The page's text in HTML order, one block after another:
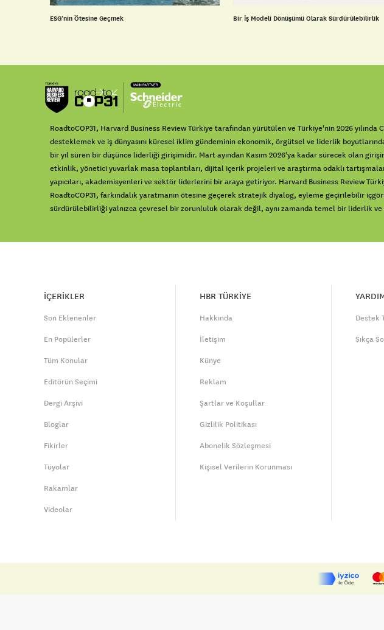
ESG'nin Ötesine Geçmek Bir İş Modeli Dönüşümü Olarak Sürdürülebilirlik
RoadtoCOP31, Harvard Business Review Türkiye tarafından yürütülen ve Türkiye'nin 2026
desteklemek ve iş dünyasını küresel iklim gündeminin ekonomik, örgütsel ve liderlik
bir yıl süren bir düşünce liderliği girişimidir. Mart ayından Kasım 2026'ya kadar sürecek olan
etkinlik, yönetici yuvarlak masa toplantıları, dijital içerik projeleri ve araştırma odaklı
yapıcıları, akademisyenleri ve sektör liderlerini bir araya getiriyor. Harvard Business Review
RoadtoCOP31, farkındalık yaratmanın ötesine geçerek stratejik diyalog, eyleme geçirilebilir
sürdürülebilirliği yalnızca çevresel bir zorunluluk olarak değil, aynı zamanda temel bir liderlik ve
İÇERİKLER
Son Eklenenler
En Popülerler
Tüm Konular
Editörün Seçimi
Dergi Arşivi
Bloglar
Fikirler
Tüyolar
Rakamlar
Videolar
HBR TÜRKİYE
Hakkında
İletişim
Künye
Reklam
Şartlar ve Koşullar
Gizlilik Politikası
Abonelik Sözleşmesi
Kişisel Verilerin Korunması
Destek
Sıkça